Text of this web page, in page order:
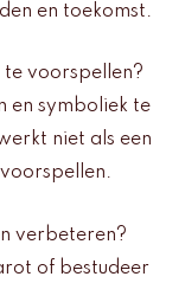
en toekomst.
voorspellen?
en symboliek te
niet als een
verbeteren?
of bestudeer